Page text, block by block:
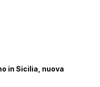
in Sicilia, nuova